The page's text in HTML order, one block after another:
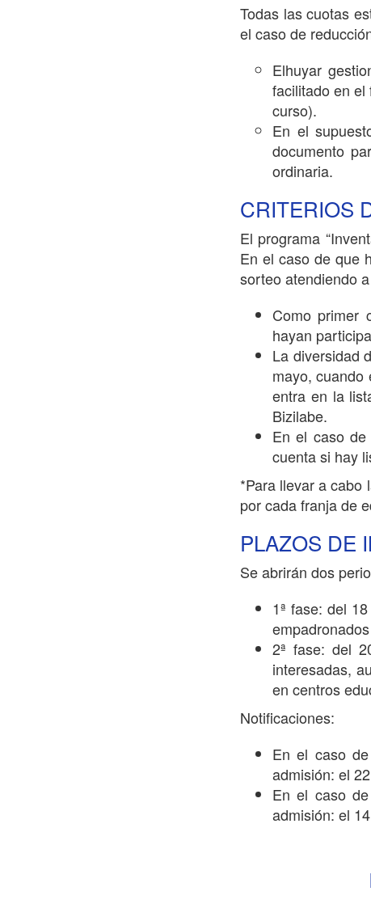
Todas las cuotas
el caso de
Elhuyar
facilitado en
curso).
En el
documento
ordinaria.
CRITERIOS
El programa
En el caso de que
sorteo atendiendo
Como primer
hayan
La diversidad
mayo, cuando
entra en la
Bizilabe.
En el caso
cuenta si hay
*Para llevar a cabo
por cada franja de
PLAZOS DE
Se abrirán dos
1ª fase: del
2ª fase: del
interesadas,
en centros
Notificaciones:
En el caso
admisión: el
En el caso
admisión: el